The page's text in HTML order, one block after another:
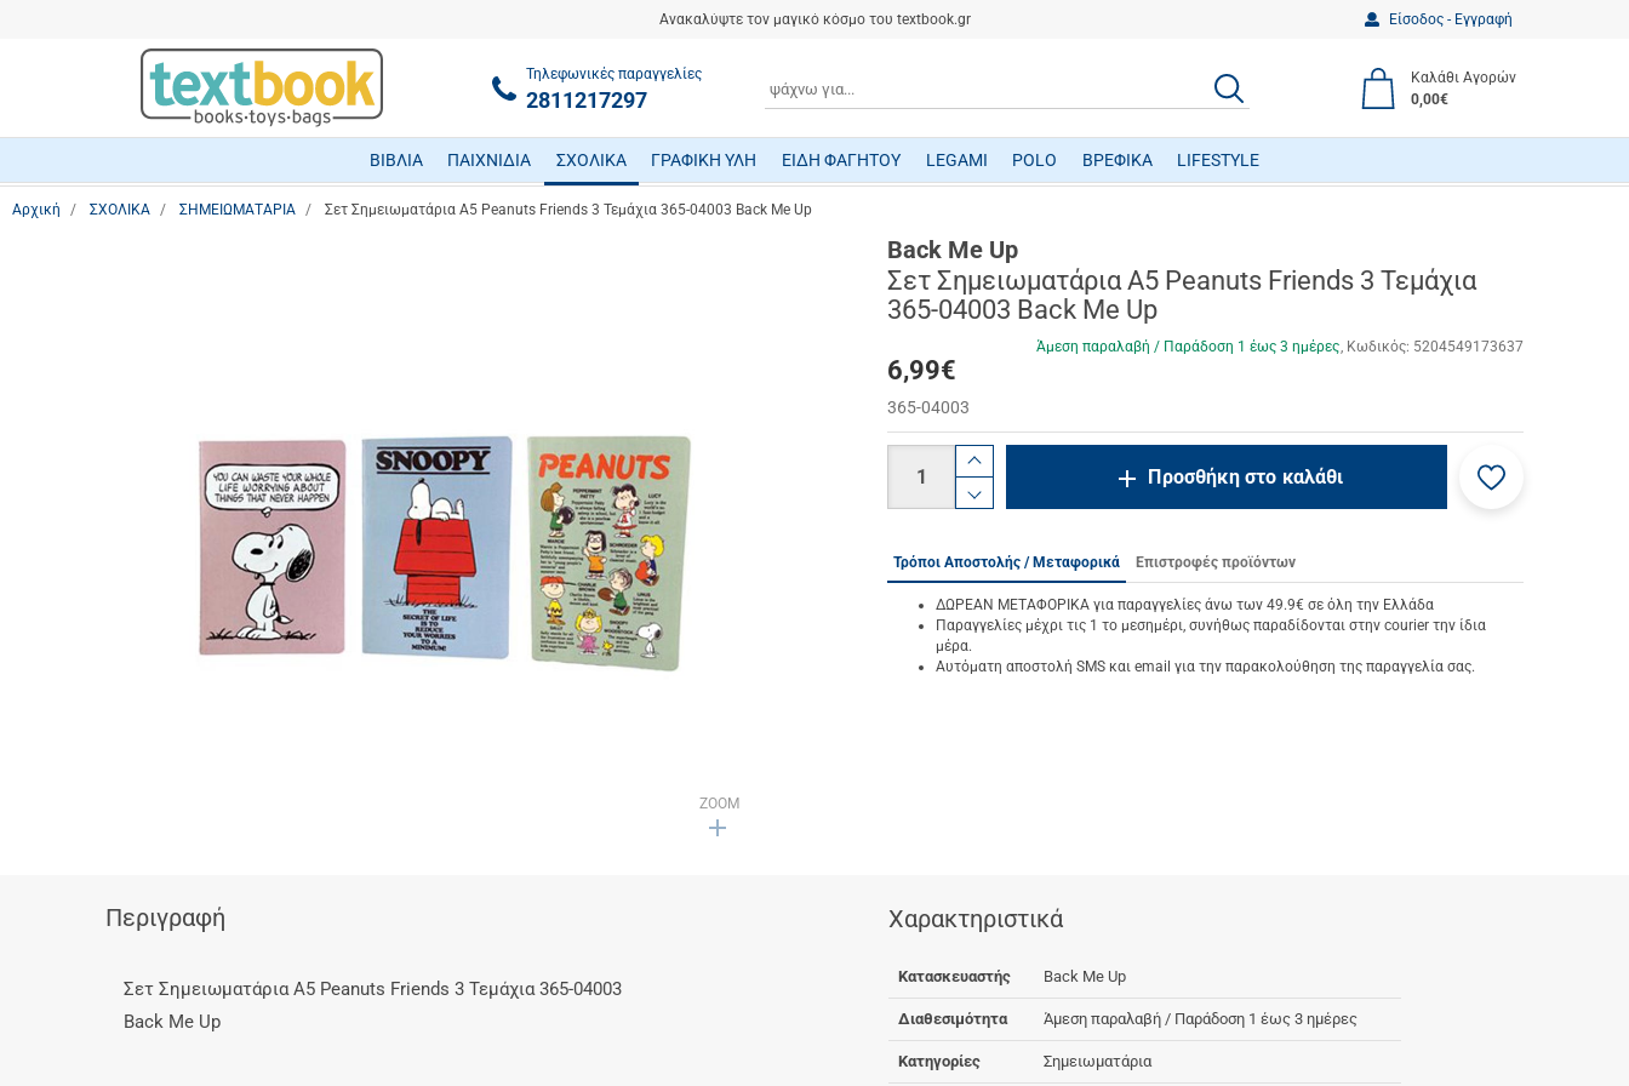
Ανακαλύψτε τον μαγικό κόσμο του textbook.gr Είσοδος - Εγγραφή
Τηλεφωνικές παραγγελίες
2811217297
ΑΝΑΖΗΤΗΣΗ
Καλάθι Αγορών
0,00€
ΒΙΒΛΙΑ ΠΑΙΧΝΙΔΙΑ ΣΧΟΛΙΚΑ ΓΡΑΦΙΚΗ ΥΛΗ ΕΙΔΗ ΦΑΓΗΤΟΥ LEGAMI POLO ΒΡΕΦΙΚΑ LIFESTYLE
Αρχική ΣΧΟΛΙΚΑ ΣΗΜΕΙΩΜΑΤΑΡΙΑ Σετ Σημειωματάρια Α5 Peanuts Friends 3 Τεμάχια 365-04003 Back Me Up
ZOOM
Back Me Up
Σετ Σημειωματάρια Α5 Peanuts Friends 3 Τεμάχια
365-04003 Back Me Up
Άμεση παραλαβή / Παράδoση 1 έως 3 ημέρες Κωδικός: 5204549173637
6,99€
365-04003
product.increase.quantity
product.decrease.quantity
Προσθήκη στο καλάθι
Προσθήκη
Τρόποι Αποστολής / Μεταφορικά Επιστροφές προϊόντων
ΔΩΡΕΑΝ ΜΕΤΑΦΟΡΙΚΑ για παραγγελίες άνω των 49.9€ σε όλη την Ελλάδα
Παραγγελίες μέχρι τις 1 το μεσημέρι, συνήθως παραδίδονται στην courier την ίδια
μέρα.
Αυτόματη αποστολή SMS και email για την παρακολούθηση της παραγγελία σας.
Περιγραφή
Σετ Σημειωματάρια Α5 Peanuts Friends 3 Τεμάχια 365-04003
Back Me Up
Χαρακτηριστικά
Κατασκευαστής Back Me Up
Διαθεσιμότητα Άμεση παραλαβή / Παράδoση 1 έως 3 ημέρες
Κατηγορίες Σημειωματάρια